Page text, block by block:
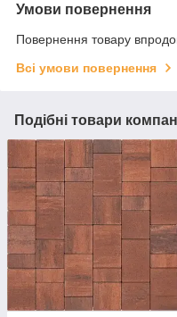
Умови повернення
Повернення товару
Всі умови повернення
Подібні товари